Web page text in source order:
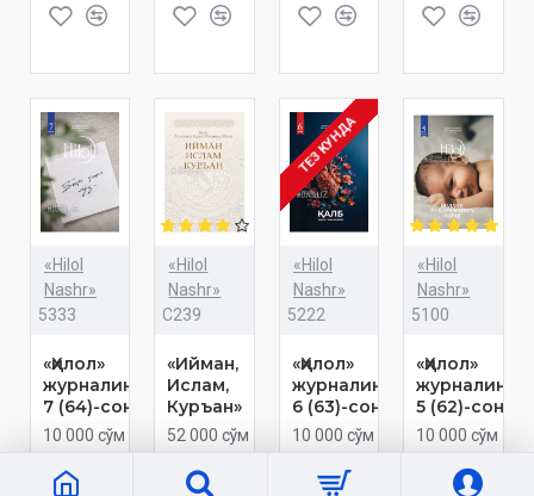
«Hilol
Nashr»
5333
«Ҳилол»
журналининг
7 (64)-сони
10 000 сўм
«Hilol
Nashr»
C239
«Ийман,
Ислам,
Куръан»
52 000 сўм
ТЕЗ КУНДА
«Hilol
Nashr»
5222
«Ҳилол»
журналининг
6 (63)-сони
10 000 сўм
«Hilol
Nashr»
5100
«Ҳилол»
5 (62)-сони
10 000 сўм